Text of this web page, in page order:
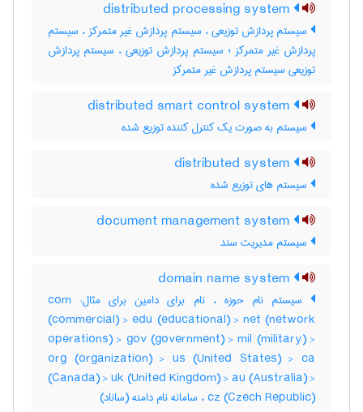
سیستم پردازش توزیعی ، سیستم پردازش غیر متمرکز ، سیستم
پردازش غیر متمرکز ؛ سیستم پردازش توزیعی ، سیستم پردازش
توزیعی سیستم پردازش غیر متمرکز
سیستم به صورت یک کنترل کننده توزیع شده
سیستم های توزیع شده
سیستم مدیریت سند
سیستم نام حوزه ، نام برای دامین برای مثال: com
(commercial) > edu (educational) > net (network
operations) > gov (government) > mil (military) >
org (organization) > us (United States) > ca
(Canada) > uk (United Kingdom) > au (Australia) >
cz (Czech Republic) ، سامانه نام دامنه (ساناد)